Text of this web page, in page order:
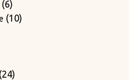
66
produktów
1010
2424